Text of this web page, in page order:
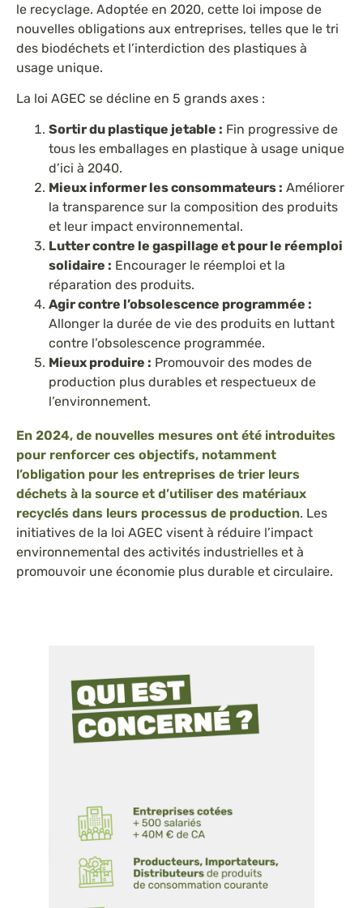
le recyclage. Adoptée en 2020, cette loi impose de
nouvelles obligations aux entreprises, telles que le tri
des biodéchets et l’interdiction des plastiques à
usage unique.
La loi AGEC se décline en 5 grands axes :
Sortir du plastique jetable : Fin progressive de
tous les emballages en plastique à usage unique
d’ici à 2040.
Mieux informer les consommateurs : Améliorer
la transparence sur la composition des produits
et leur impact environnemental.
Lutter contre le gaspillage et pour le réemploi
solidaire : Encourager le réemploi et la
réparation des produits.
Agir contre l’obsolescence programmée :
Allonger la durée de vie des produits en luttant
contre l’obsolescence programmée.
Mieux produire : Promouvoir des modes de
production plus durables et respectueux de
l’environnement.
En 2024, de nouvelles mesures ont été introduites
pour renforcer ces objectifs, notamment
l’obligation pour les entreprises de trier leurs
déchets à la source et d’utiliser des matériaux
recyclés dans leurs processus de production. Les
initiatives de la loi AGEC visent à réduire l’impact
environnemental des activités industrielles et à
promouvoir une économie plus durable et circulaire.